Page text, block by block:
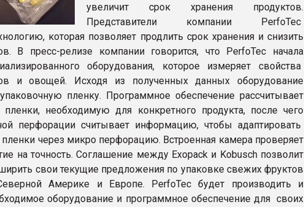
увеличит срок хранения продуктов.
Представители компании PerfoTec
которая позволяет продлить срок хранения и снизить
В пресс-релизе компании говорится, что PerfoTec начала
оборудования, которое измеряет свойства
и овощей. Исходя из полученных данных оборудование
упаковочную пленку. Программное обеспечение рассчитывает
пленки, необходимую для конкретного продукта, после чего
перфорации считывает информацию, чтобы адаптировать
через микро перфорацию. Встроенная камера проверяет
на точность. Соглашение между Exopack и Kobusch позволит
свои текущие предложения по упаковке свежих фруктов
Америке и Европе. PerfoTec будет производить и
оборудование и программное обеспечение для своих